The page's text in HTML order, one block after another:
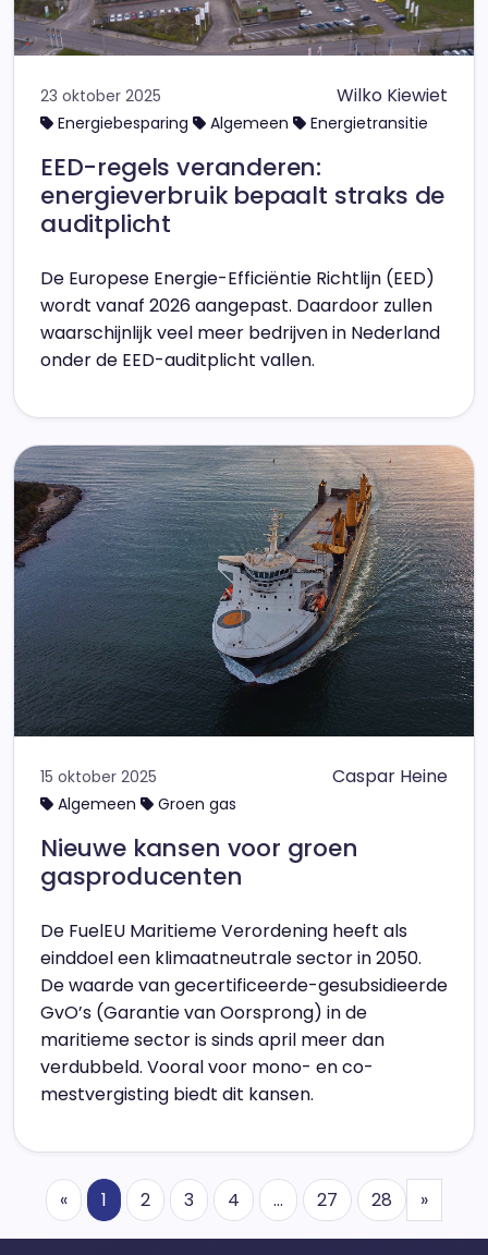
23 oktober 2025 Wilko Kiewiet
Energiebesparing Algemeen Energietransitie
EED-regels veranderen:
energieverbruik bepaalt straks de
auditplicht
De Europese Energie-Efficiëntie Richtlijn (EED)
wordt vanaf 2026 aangepast. Daardoor zullen
waarschijnlijk veel meer bedrijven in Nederland
onder de EED-auditplicht vallen.
15 oktober 2025 Caspar Heine
Algemeen Groen gas
Nieuwe kansen voor groen
gasproducenten
De FuelEU Maritieme Verordening heeft als
einddoel een klimaatneutrale sector in 2050.
De waarde van gecertificeerde-gesubsidieerde
GvO’s (Garantie van Oorsprong) in de
maritieme sector is sinds april meer dan
verdubbeld. Vooral voor mono- en co-
mestvergisting biedt dit kansen.
«Previous
1 2 3 4 … 27 28 »